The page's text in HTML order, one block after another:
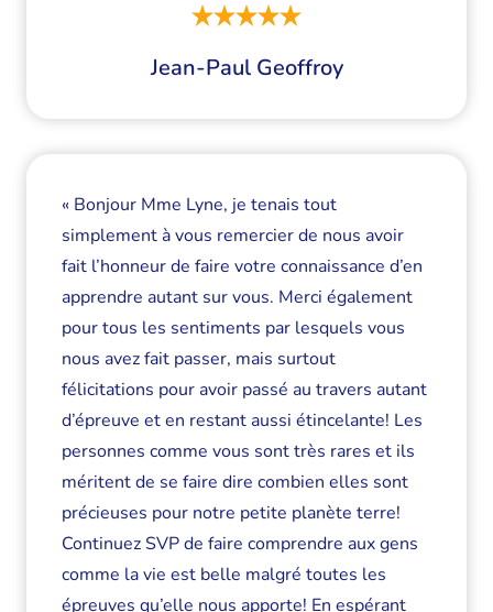
Jean-Paul Geoffroy
« Bonjour Mme Lyne, je tenais tout
simplement à vous remercier de nous avoir
fait l’honneur de faire votre connaissance d’en
apprendre autant sur vous. Merci également
pour tous les sentiments par lesquels vous
nous avez fait passer, mais surtout
félicitations pour avoir passé au travers autant
d’épreuve et en restant aussi étincelante! Les
personnes comme vous sont très rares et ils
méritent de se faire dire combien elles sont
précieuses pour notre petite planète terre!
Continuez SVP de faire comprendre aux gens
comme la vie est belle malgré toutes les
épreuves qu’elle nous apporte! En espérant